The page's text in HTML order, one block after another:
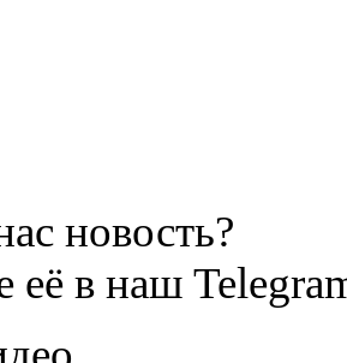
новость?
её в наш